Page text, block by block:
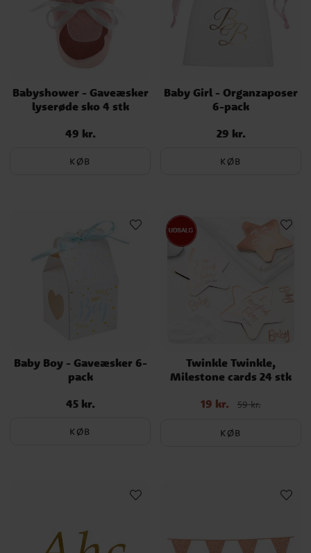
Babyshower - Gaveæsker
lyserøde sko 4 stk
Pris: 49 kr.
49 kr.
KØB
Baby Girl - Organzaposer
6-pack
Pris: 29 kr.
29 kr.
KØB
Baby Boy - Gaveæsker 6-
pack
Pris: 45 kr.
45 kr.
KØB
Twinkle Twinkle,
Milestone cards 24 stk
:19 kr. Tidligere pris
19 kr. 59 kr.
KØB